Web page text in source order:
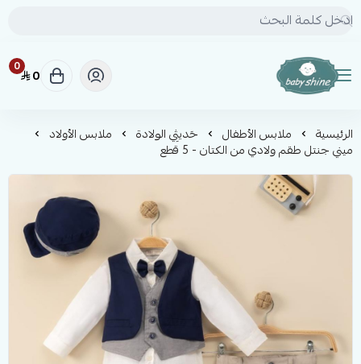
BABY SHINE
0 0
الرئيسية ملابس الأطفال حَديثِي الولادة ملابس الأولاد
ميني جنتل طقم ولادي من الكتان - 5 قطع